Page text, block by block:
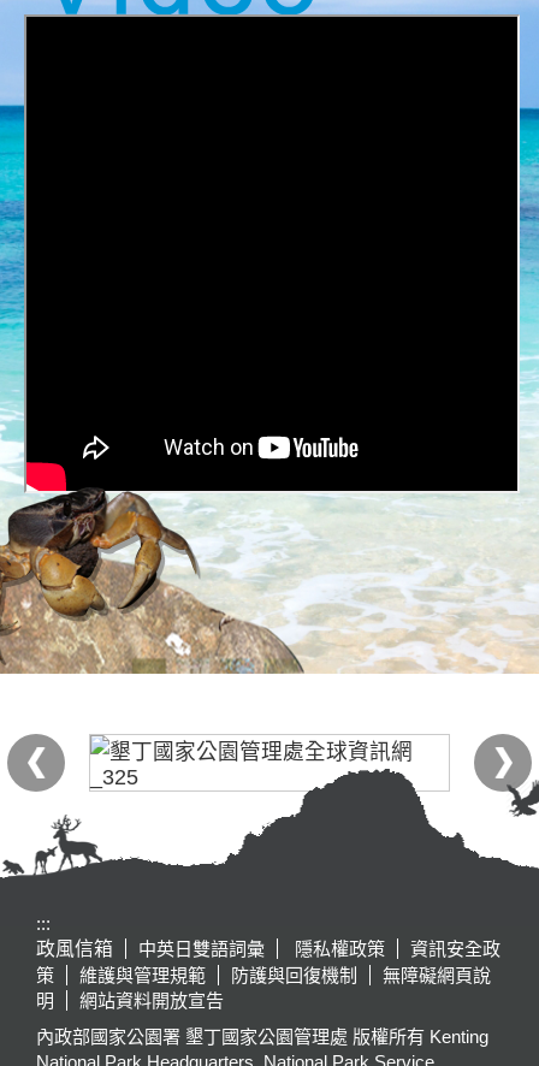
:::
政風信箱
中英日雙語詞彙 隱私權政策
資訊安全政
策
維護與管理規範 防護與回復機制
無障礙網頁說
明
網站資料開放宣告
內政部國家公園署 墾丁國家公園管理處 版權所有 Kenting
National Park Headquarters, National Park Service,